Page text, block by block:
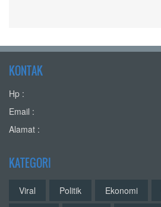
KONTAK
Hp :
Email :
Alamat :
KATEGORI
Viral Politik Ekonomi